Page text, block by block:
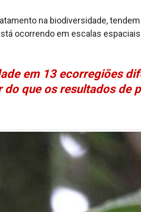
na biodiversidade,
ocorrendo em escalas
em 13 ecorregiões
que os resultados de